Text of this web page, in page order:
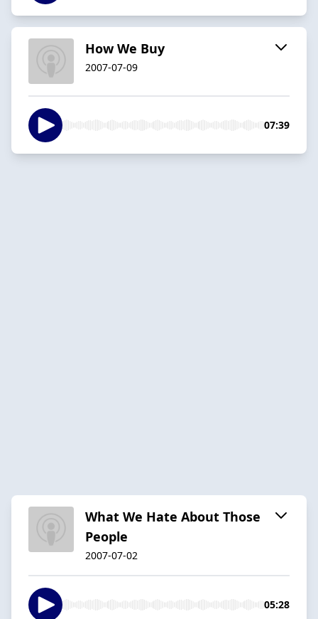
How We Buy
2007-07-09
07:39
What We Hate About Those
People
2007-07-02
05:28